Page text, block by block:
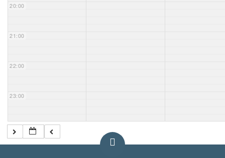
20:00
21:00
22:00
23:00